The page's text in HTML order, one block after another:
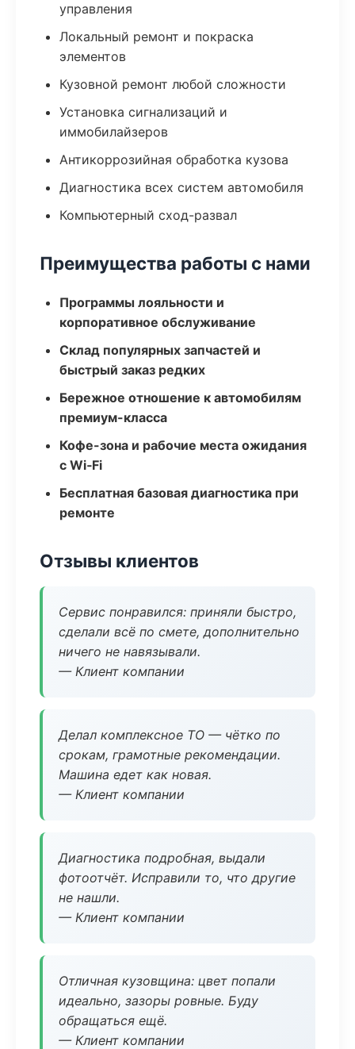
управления
Локальный ремонт и покраска
элементов
Кузовной ремонт любой сложности
Установка сигнализаций и
иммобилайзеров
Антикоррозийная обработка кузова
Диагностика всех систем автомобиля
Компьютерный сход-развал
Преимущества работы с нами
Программы лояльности и
корпоративное обслуживание
Склад популярных запчастей и
быстрый заказ редких
Бережное отношение к автомобилям
премиум-класса
Кофе-зона и рабочие места ожидания
с Wi‑Fi
Бесплатная базовая диагностика при
ремонте
Отзывы клиентов
Сервис понравился: приняли быстро,
сделали всё по смете, дополнительно
ничего не навязывали.
— Клиент компании
Делал комплексное ТО — чётко по
срокам, грамотные рекомендации.
Машина едет как новая.
— Клиент компании
Диагностика подробная, выдали
фотоотчёт. Исправили то, что другие
не нашли.
— Клиент компании
Отличная кузовщина: цвет попали
идеально, зазоры ровные. Буду
обращаться ещё.
— Клиент компании